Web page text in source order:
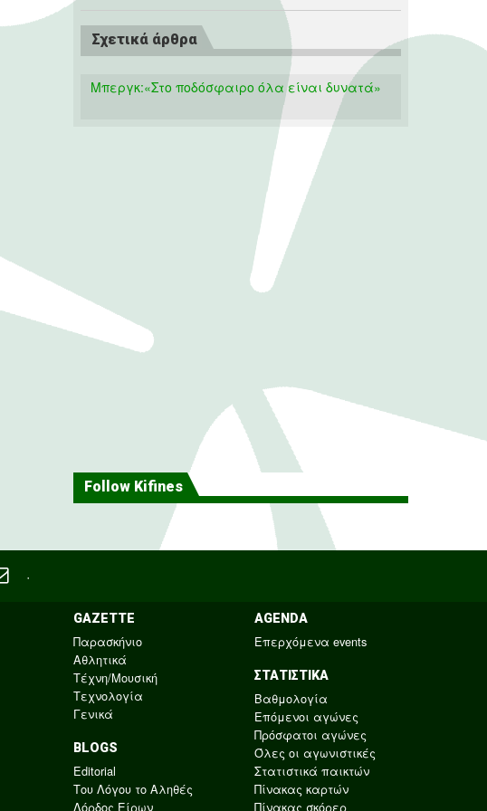
Σχετικά άρθρα
Μπεργκ:«Στο ποδόσφαιρο όλα είναι δυνατά»
Follow Kifines
·
GAZETTE
Παρασκήνιο
Αθλητικά
Τέχνη/Μουσική
Τεχνολογία
Γενικά
BLOGS
Editorial
Του Λόγου το Αληθές
Λόρδος Είρων
AGENDA
Επερχόμενα events
ΣΤΑΤΙΣΤΙΚΑ
Βαθμολογία
Επόμενοι αγώνες
Πρόσφατοι αγώνες
Όλες οι αγωνιστικές
Στατιστικά παικτών
Πίνακας καρτών
Πίνακας σκόρερ